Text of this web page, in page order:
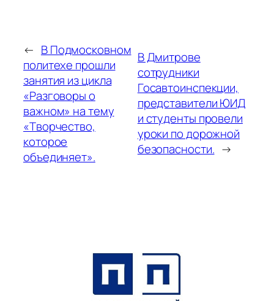
← В Подмосковном
политехе прошли
занятия из цикла
«Разговоры о
важном» на тему
«Творчество,
которое
объединяет».
В Дмитрове
сотрудники
Госавтоинспекции,
представители ЮИД
и студенты провели
уроки по дорожной
безопасности. →